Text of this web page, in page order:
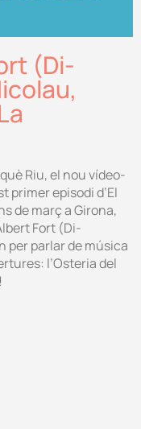
(Di-
Riu, el nou vídeo-
primer episodi d’El
de març a Girona,
Fort (Di-
per parlar de música
l’Osteria del